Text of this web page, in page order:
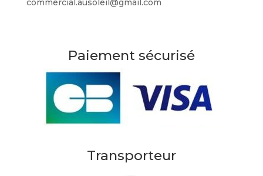
commercial.ausoleil@gmail.com
Paiement sécurisé
Transporteur